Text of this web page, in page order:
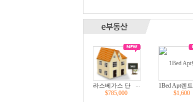
...
라스베가스 단
독주택 매매
$785,000
1Bed Apt렌트
$1,600